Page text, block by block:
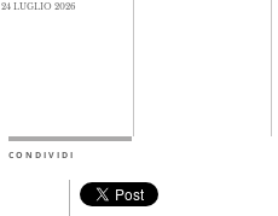
24 LUGLIO 2026
CONDIVIDI